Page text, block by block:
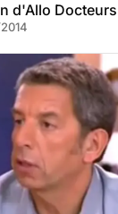
d'Allo Docteurs